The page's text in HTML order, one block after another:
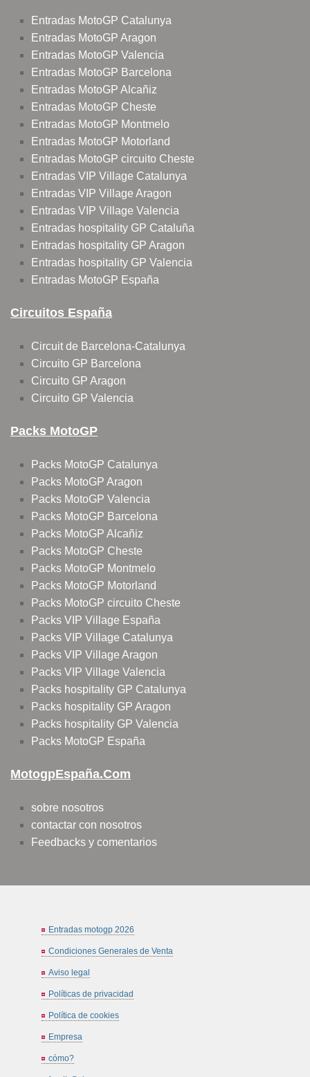
Entradas MotoGP Catalunya
Entradas MotoGP Aragon
Entradas MotoGP Valencia
Entradas MotoGP Barcelona
Entradas MotoGP Alcañiz
Entradas MotoGP Cheste
Entradas MotoGP Montmelo
Entradas MotoGP Motorland
Entradas MotoGP circuito Cheste
Entradas VIP Village Catalunya
Entradas VIP Village Aragon
Entradas VIP Village Valencia
Entradas hospitality GP Cataluña
Entradas hospitality GP Aragon
Entradas hospitality GP Valencia
Entradas MotoGP España
Circuitos España
Circuit de Barcelona-Catalunya
Circuito GP Barcelona
Circuito GP Aragon
Circuito GP Valencia
Packs MotoGP
Packs MotoGP Catalunya
Packs MotoGP Aragon
Packs MotoGP Valencia
Packs MotoGP Barcelona
Packs MotoGP Alcañiz
Packs MotoGP Cheste
Packs MotoGP Montmelo
Packs MotoGP Motorland
Packs MotoGP circuito Cheste
Packs VIP Village España
Packs VIP Village Catalunya
Packs VIP Village Aragon
Packs VIP Village Valencia
Packs hospitality GP Catalunya
Packs hospitality GP Aragon
Packs hospitality GP Valencia
Packs MotoGP España
MotogpEspaña.com
sobre nosotros
contactar con nosotros
Feedbacks y comentarios
Entradas motogp 2026
Condiciones Generales de Venta
Aviso legal
Políticas de privacidad
Política de cookies
Empresa
cómo?